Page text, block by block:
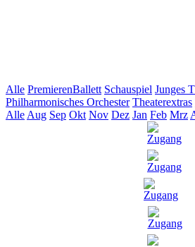
Alle PremierenBallett Schauspiel Junges
Philharmonisches Orchester Theaterextras
Alle Aug Sep Okt Nov Dez Jan Feb Mrz